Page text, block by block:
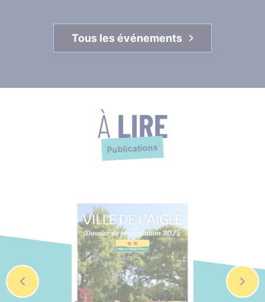
Tous les événements
À LIRE
Publications